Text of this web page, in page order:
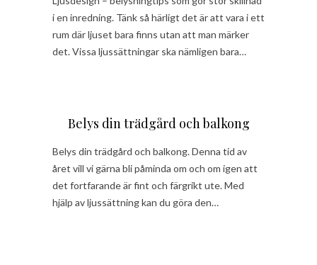
i en inredning. Tänk så härligt det är att vara i ett
rum där ljuset bara finns utan att man märker
det. Vissa ljussättningar ska nämligen bara…
Belys din trädgård och balkong
Belys din trädgård och balkong. Denna tid av
året vill vi gärna bli påminda om och om igen att
det fortfarande är fint och färgrikt ute. Med
hjälp av ljussättning kan du göra den…